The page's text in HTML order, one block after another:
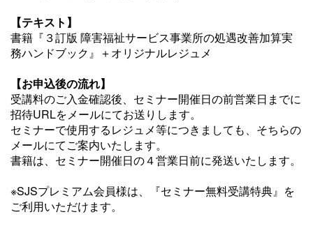
【テキスト】
書籍『３訂版 障害福祉サービス事業所の処遇改善加算実
務ハンドブック』＋オリジナルレジュメ
【お申込後の流れ】
受講料のご入金確認後、セミナー開催日の前営業日までに
招待URLをメールにてお送りします。
セミナーで使用するレジュメ等につきましても、そちらの
メールにてご案内いたします。
書籍は、セミナー開催日の４営業日前に発送いたします。
※SJSプレミアム会員様は、『セミナー無料受講特典』を
ご利用いただけます。